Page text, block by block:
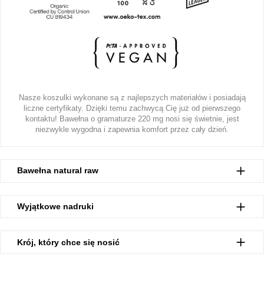
Nasze koszulki wykonane są z najlepszych materiałów i posiadają
liczne certyfikaty. Dzięki temu zachwycą Cię już od pierwszego
kontaktu! Bawełna o gramaturze 220 mg nosi się świetnie, jest
niezwykle wygodna i zapewnia komfort przez cały dzień.
Bawełna natural raw
Wyjątkowe nadruki
Krój, który chce się nosić